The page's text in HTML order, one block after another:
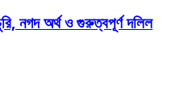
নগদ অর্থ ও গুরুত্বপূর্ণ দলিল